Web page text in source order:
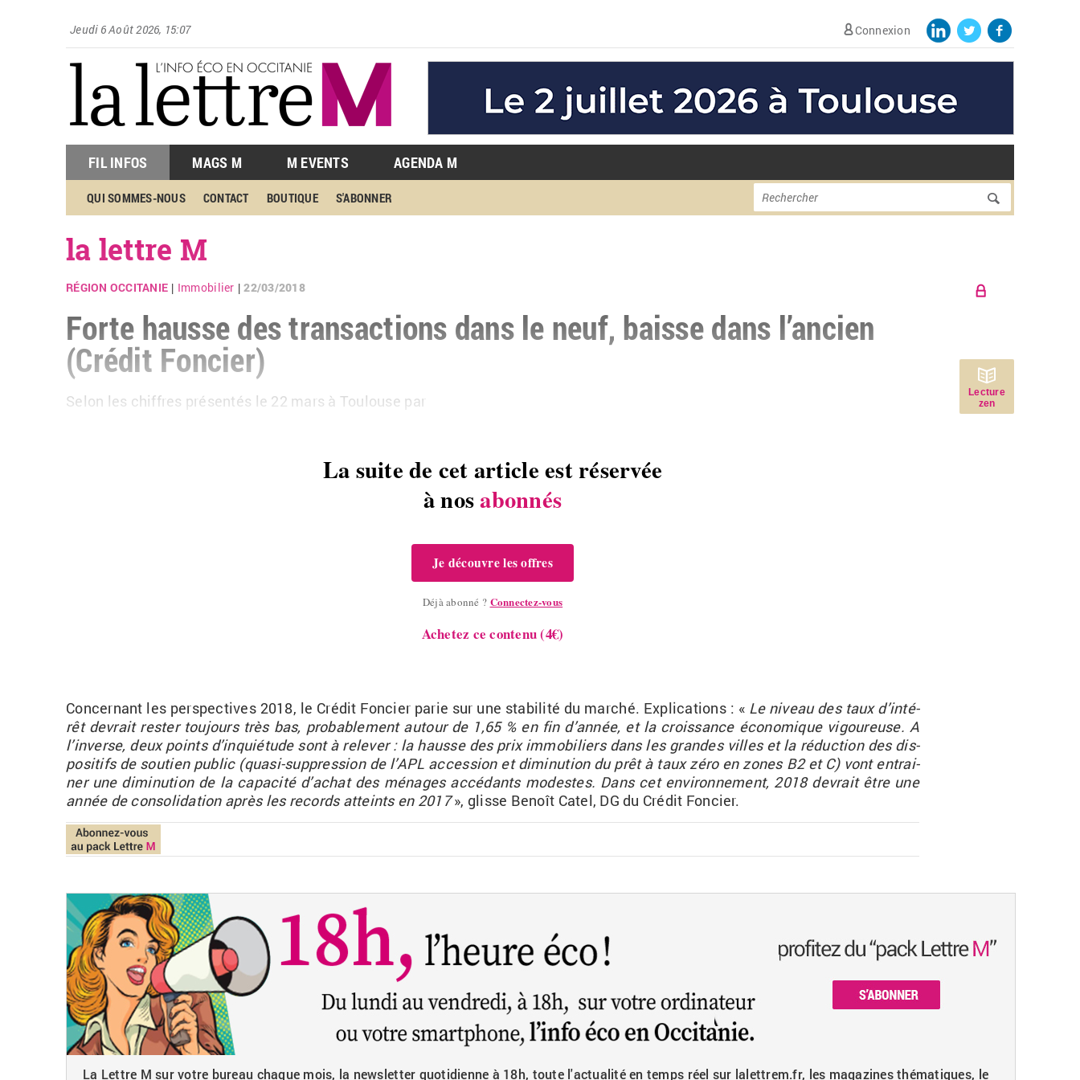
Jeudi 6 Août 2026, 15:07 Connexion
FIL INFOS MAGS M M EVENTS AGENDA M
QUI SOMMES-NOUS CONTACT BOUTIQUE S'ABONNER Formulaire de
Rechercher
la lettre M
RÉGION OCCITANIE Immobilier |22/03/2018
Forte hausse des transactions dans le neuf, baisse dans l’ancien
(Crédit Foncier)
Selon les chiffres pré­sen­tés le 22 mars à Tou­louse par
La suite de cet article est réservée
à nosabonnés
Je découvre les offres
Déjà abonné ? Connectez-vous
Achetez ce contenu (4€)
Concer­nant les pers­pec­tives 2018, le Cré­dit Fon­cier parie sur une sta­bi­lité du mar­ché. Ex­pli­ca­tions : « Le ni­veau des taux d’in­té­
rêt de­vrait res­ter tou­jours très bas, pro­ba­ble­ment au­tour de 1,65 % en fin d’an­née, et la crois­sance éco­no­mique vi­gou­reuse. A
l’in­verse, deux points d’in­quié­tude sont à re­le­ver : la hausse des prix im­mo­bi­liers dans les grandes villes et la ré­duc­tion des dis­
po­si­tifs de sou­tien pu­blic (quasi-sup­pres­sion del’APL ac­ces­sion et di­mi­nu­tion du prêt à taux zéro en zones B2 et C) vonten­trai­
nerune di­mi­nu­tion de la ca­pa­cité d’achat des mé­nages ac­cé­dants mo­destes. Dans cet en­vi­ron­ne­ment, 2018 de­vrait être une
année de conso­li­da­tion après les re­cords at­teints en 2017», glisse Be­noît Catel, DG du Cré­dit Fon­cier.
Lecture
zen
La Lettre M sur votre bureau chaque mois, la newsletter quotidienne à 18h, toute l'actualité en temps réel sur lalettrem.fr, les magazines thématiques, le